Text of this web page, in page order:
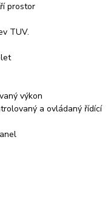
prostor
TUV.
výkon
a ovládaný řídící